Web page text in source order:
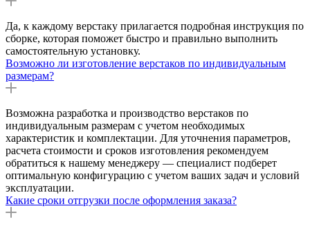
Да, к каждому верстаку прилагается подробная инструкция по
сборке, которая поможет быстро и правильно выполнить
самостоятельную установку.
Возможно ли изготовление верстаков по индивидуальным
размерам?
Возможна разработка и производство верстаков по
индивидуальным размерам с учетом необходимых
характеристик и комплектации. Для уточнения параметров,
расчета стоимости и сроков изготовления рекомендуем
обратиться к нашему менеджеру — специалист подберет
оптимальную конфигурацию с учетом ваших задач и условий
эксплуатации.
Какие сроки отгрузки после оформления заказа?